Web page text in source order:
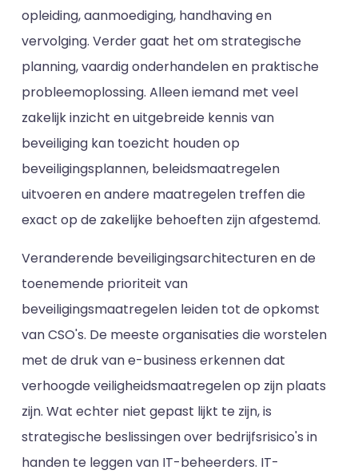
opleiding, aanmoediging, handhaving en
vervolging. Verder gaat het om strategische
planning, vaardig onderhandelen en praktische
probleemoplossing. Alleen iemand met veel
zakelijk inzicht en uitgebreide kennis van
beveiliging kan toezicht houden op
beveiligingsplannen, beleidsmaatregelen
uitvoeren en andere maatregelen treffen die
exact op de zakelijke behoeften zijn afgestemd.
Veranderende beveiligingsarchitecturen en de
toenemende prioriteit van
beveiligingsmaatregelen leiden tot de opkomst
van CSO's. De meeste organisaties die worstelen
met de druk van e-business erkennen dat
verhoogde veiligheidsmaatregelen op zijn plaats
zijn. Wat echter niet gepast lijkt te zijn, is
strategische beslissingen over bedrijfsrisico's in
handen te leggen van IT-beheerders. IT-